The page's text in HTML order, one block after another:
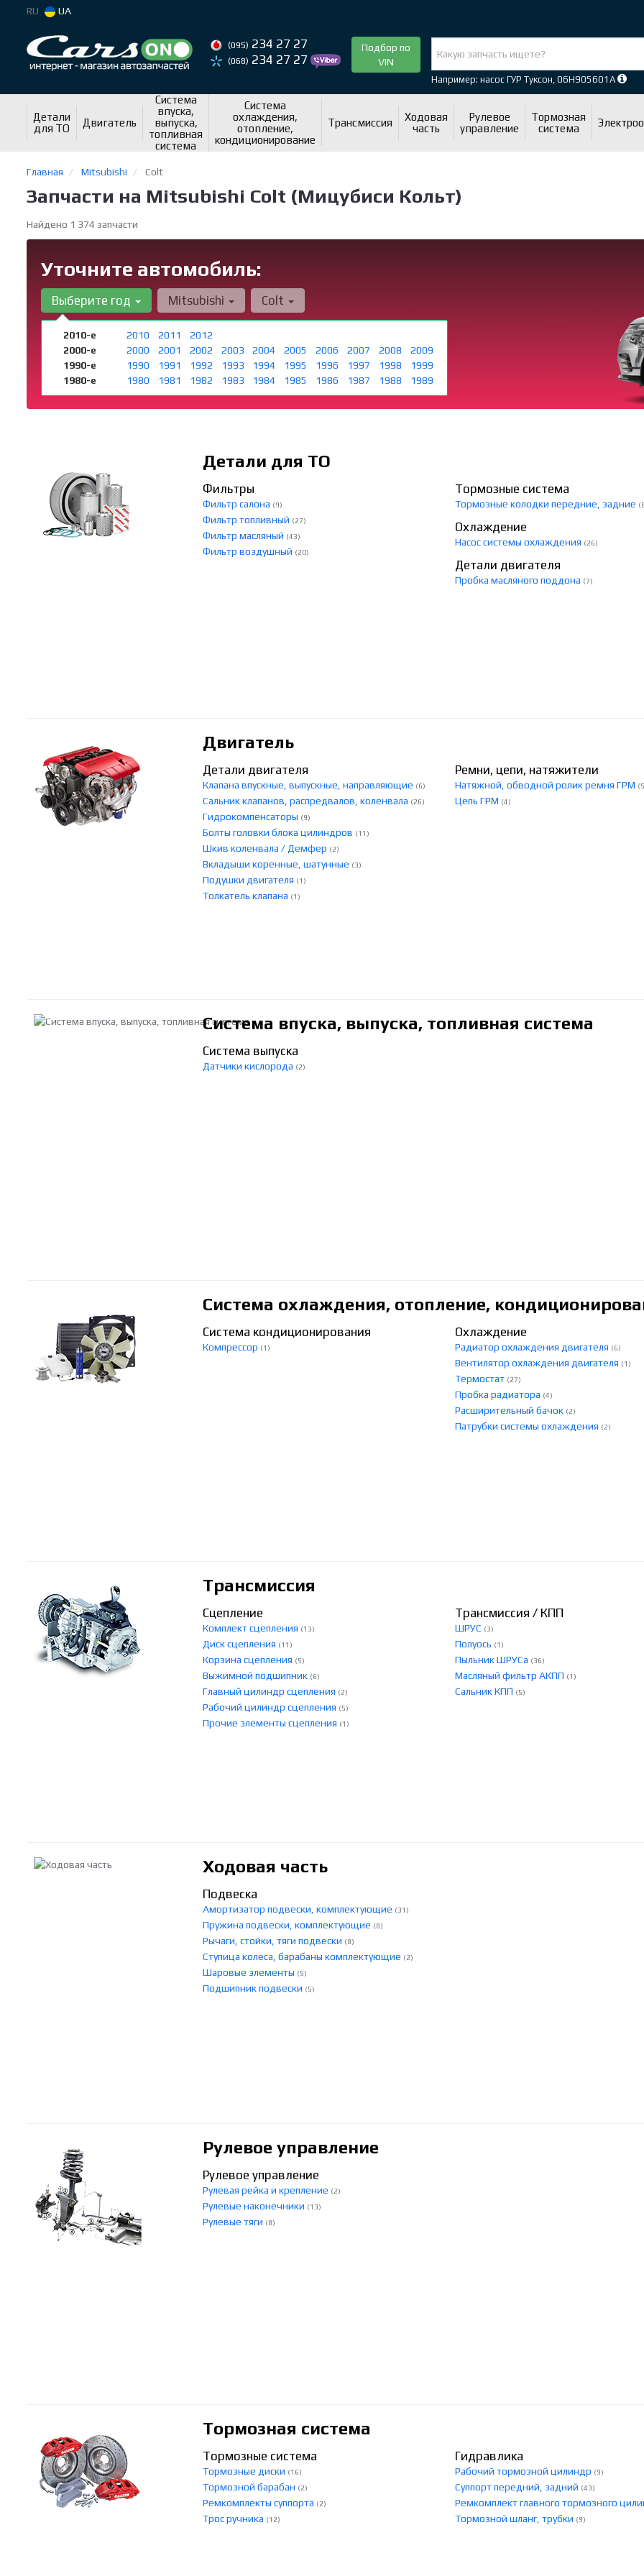
RU UA
(095) 234 27 27
(068) 234 27 27
Подбор по
VIN
Например: насос ГУР Туксон, 06H905601A
Детали
для ТО
Двигатель
Система
впуска,
выпуска,
топливная
система
Система
охлаждения,
отопление,
кондиционирование
Трансмиссия
Ходовая
часть
Рулевое
управление
Тормозная
система
Главная Mitsubishi Colt
Запчасти на Mitsubishi Colt (Мицубиси Кольт)
Найдено 1 374 запчасти
Уточните автомобиль:
Выберите год
2010-е 2010 2011
2012
2000-е
2000 2001 2002 2003 2004 2005 2006 2007 2008
2009
1990-е
1990 1991 1992 1993 1994 1995 1996 1997 1998
1999
1980-е
1980 1981 1982 1983 1984 1985 1986 1987 1988 1989
Mitsubishi Colt
Детали для ТО
Фильтры
Фильтр салона (9)
Фильтр топливный (27)
Фильтр масляный (43)
Фильтр воздушный (20)
Тормозные система
Тормозные колодки передние, задние
Охлаждение
Насос системы охлаждения (26)
Детали двигателя
Пробка масляного поддона (7)
Двигатель
Детали двигателя
Клапана впускные, выпускные, направляющие (6)
Сальник клапанов, распредвалов, коленвала (26)
Гидрокомпенсаторы (9)
Болты головки блока цилиндров (11)
Шкив коленвала / Демфер (2)
Вкладыши коренные, шатунные (3)
Подушки двигателя (1)
Толкатель клапана (1)
Ремни, цепи, натяжители
Натяжной, обводной ролик ремня ГРМ
Цепь ГРМ (4)
Система впуска, выпуска, топливная система
Система выпуска
Датчики кислорода (2)
Система охлаждения, отопление,
Система кондиционирования
Компрессор (1)
Охлаждение
Радиатор охлаждения двигателя (6)
Вентилятор охлаждения двигателя (1)
Термостат (27)
Пробка радиатора (4)
Расширительный бачок (2)
Патрубки системы охлаждения (2)
Трансмиссия
Сцепление
Комплект сцепления (13)
Диск сцепления (11)
Корзина сцепления (5)
Выжимной подшипник (6)
Главный цилиндр сцепления (2)
Рабочий цилиндр сцепления (5)
Прочие элементы сцепления (1)
Трансмиссия / КПП
ШРУС (3)
Полуось (1)
Пыльник ШРУСа (36)
Масляный фильтр АКПП (1)
Сальник КПП (5)
Ходовая часть
Подвеска
Амортизатор подвески, комплектующие (31)
Пружина подвески, комплектующие (8)
Рычаги, стойки, тяги подвески (8)
Ступица колеса, барабаны комплектующие (2)
Шаровые элементы (5)
Подшипник подвески (5)
Рулевое управление
Рулевое управление
Рулевая рейка и крепление (2)
Рулевые наконечники (13)
Рулевые тяги (8)
Тормозная система
Тормозные система
Тормозные диски (16)
Тормозной барабан (2)
Ремкомплекты суппорта (2)
Трос ручника (12)
Гидравлика
Рабочий тормозной цилиндр (9)
Суппорт передний, задний (43)
Ремкомплект главного тормозного
Тормозной шланг, трубки (9)